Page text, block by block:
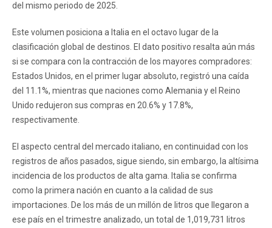
del mismo periodo de 2025.
Este volumen posiciona a Italia en el octavo lugar de la
clasificación global de destinos. El dato positivo resalta aún más
si se compara con la contracción de los mayores compradores:
Estados Unidos, en el primer lugar absoluto, registró una caída
del 11.1%, mientras que naciones como Alemania y el Reino
Unido redujeron sus compras en 20.6% y 17.8%,
respectivamente.
El aspecto central del mercado italiano, en continuidad con los
registros de años pasados, sigue siendo, sin embargo, la altísima
incidencia de los productos de alta gama. Italia se confirma
como la primera nación en cuanto a la calidad de sus
importaciones. De los más de un millón de litros que llegaron a
ese país en el trimestre analizado, un total de 1,019,731 litros